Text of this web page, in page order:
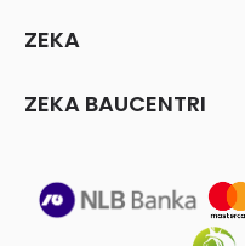
ZEKA
ZEKA BAUCENTRI